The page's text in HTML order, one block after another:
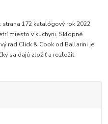
strana 172 katalógový rok 2022
miesto v kuchyni. Sklopné
rad Click & Cook od Ballarini je
sa dajú zložiť a rozložiť